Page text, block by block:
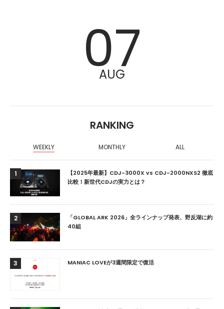
07
AUG
RANKING
WEEKLY MONTHLY ALL
1
【2025年最新】CDJ-3000X vs CDJ-2000NXS2 徹底
比較！新世代CDJの実力とは？
2
「GLOBAL ARK 2026」全ラインナップ発表、野反湖に約
40組
3 MANIAC LOVEが3週間限定で復活